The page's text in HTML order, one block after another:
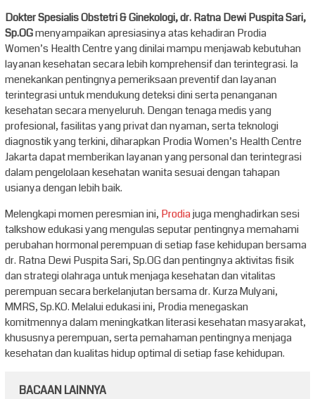
Dokter Spesialis Obstetri & Ginekologi, dr. Ratna Dewi Puspita Sari,
Sp.OGmenyampaikan apresiasinya atas kehadiran Prodia
Women’s Health Centre yang dinilai mampu menjawab kebutuhan
layanan kesehatan secara lebih komprehensif dan terintegrasi. Ia
menekankan pentingnya pemeriksaan preventif dan layanan
terintegrasi untuk mendukung deteksi dini serta penanganan
kesehatan secara menyeluruh. Dengan tenaga medis yang
profesional, fasilitas yang privat dan nyaman, serta teknologi
diagnostik yang terkini, diharapkan Prodia Women’s Health Centre
Jakarta dapat memberikan layanan yang personal dan terintegrasi
dalam pengelolaan kesehatan wanita sesuai dengan tahapan
usianya dengan lebih baik.
Melengkapi momen peresmian ini, Prodiajuga menghadirkan sesi
talkshow edukasi yang mengulas seputar pentingnya memahami
perubahan hormonal perempuan di setiap fase kehidupan bersama
dr. Ratna Dewi Puspita Sari, Sp.OG dan pentingnya aktivitas fisik
dan strategi olahraga untuk menjaga kesehatan dan vitalitas
perempuan secara berkelanjutan bersama dr. Kurza Mulyani,
MMRS, Sp.KO. Melalui edukasi ini, Prodia menegaskan
komitmennya dalam meningkatkan literasi kesehatan masyarakat,
khususnya perempuan, serta pemahaman pentingnya menjaga
kesehatan dan kualitas hidup optimal di setiap fase kehidupan.
BACAAN LAINNYA